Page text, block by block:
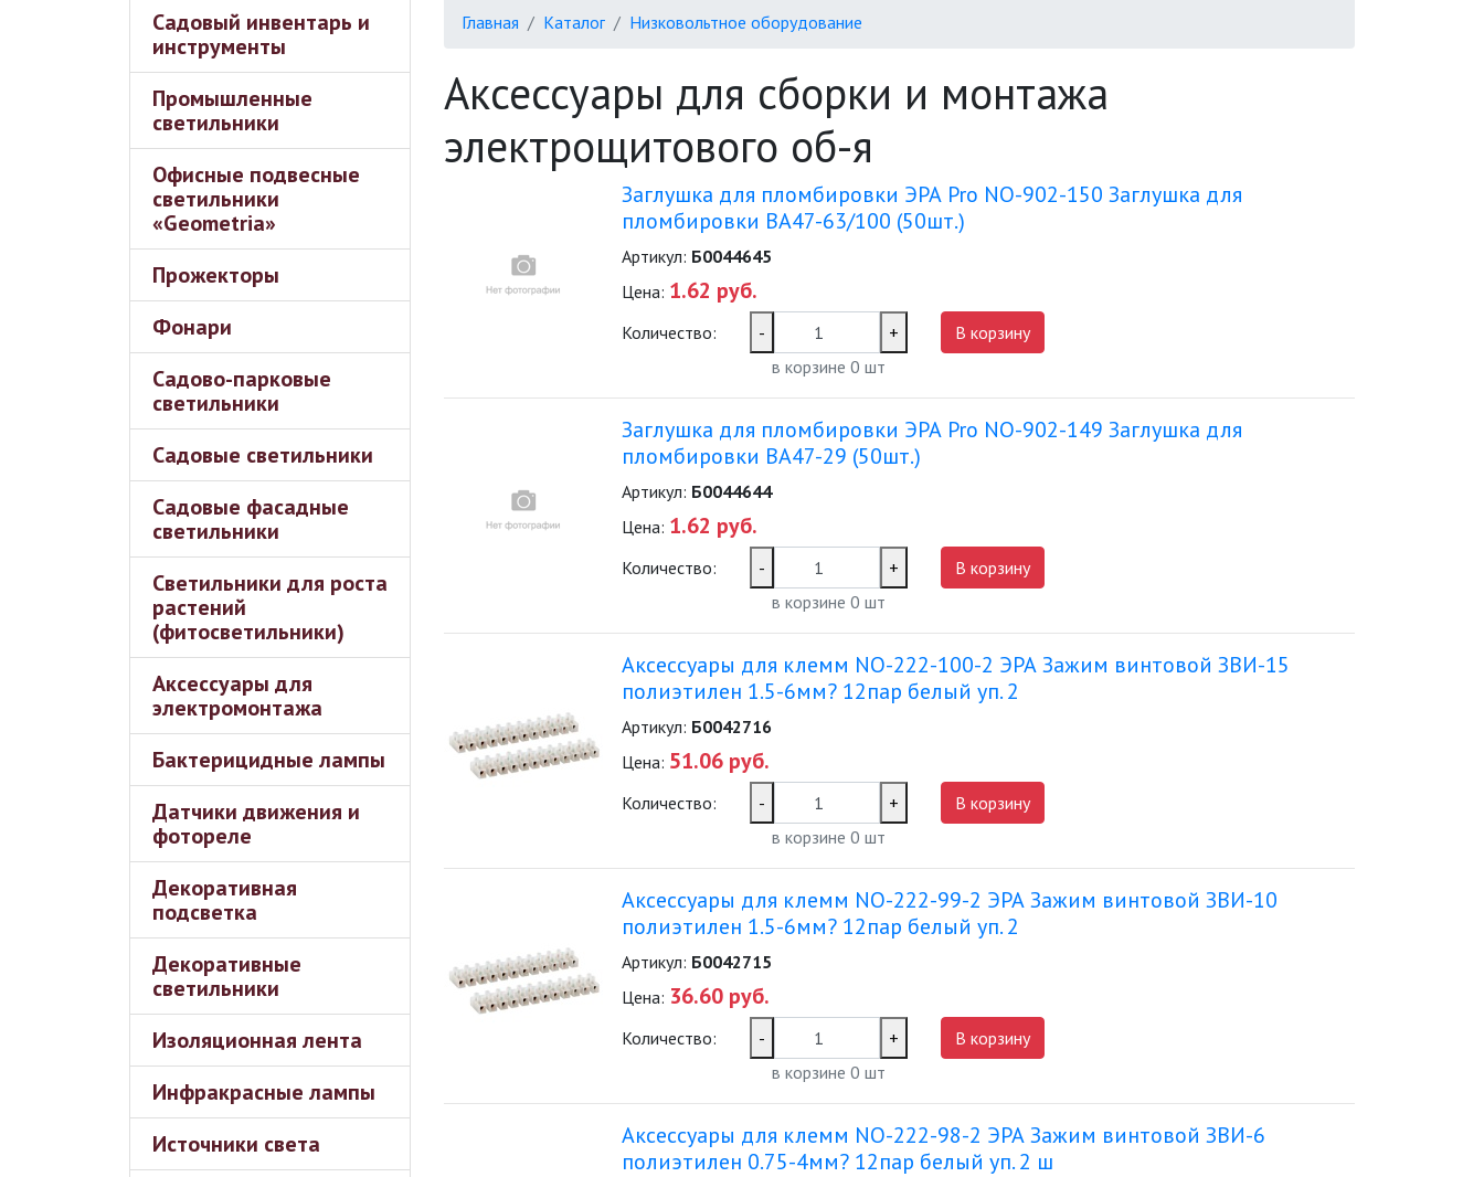
Садовый инвентарь и
инструменты
Промышленные
светильники
Офисные подвесные
светильники
«Geometria»
Прожекторы
Фонари
Садово-парковые
светильники
Садовые светильники
Садовые фасадные
светильники
Светильники для роста
растений
(фитосветильники)
Аксессуары для
электромонтажа
Бактерицидные лампы
Датчики движения и
фотореле
Декоративная
подсветка
Декоративные
светильники
Изоляционная лента
Инфракрасные лампы
Источники света
Главная Каталог Низковольтное оборудование
Аксессуары для сборки и монтажа
электрощитового об-я
Заглушка для пломбировки ЭРА Pro NO-902-150 Заглушка для
пломбировки ВА47-63/100 (50шт.)
Артикул: Б0044645
Цена: 1.62 руб.
Количество: -
+
в корзине 0 шт
В корзину
Заглушка для пломбировки ЭРА Pro NO-902-149 Заглушка для
пломбировки ВА47-29 (50шт.)
Артикул: Б0044644
Цена: 1.62 руб.
Количество: -
+
в корзине 0 шт
В корзину
Аксессуары для клемм NO-222-100-2 ЭРА Зажим винтовой ЗВИ-15
полиэтилен 1.5-6мм? 12пар белый уп. 2
Артикул: Б0042716
Цена: 51.06 руб.
Количество: -
+
в корзине 0 шт
В корзину
Аксессуары для клемм NO-222-99-2 ЭРА Зажим винтовой ЗВИ-10
полиэтилен 1.5-6мм? 12пар белый уп. 2
Артикул: Б0042715
Цена: 36.60 руб.
Количество: -
+
в корзине 0 шт
В корзину
Аксессуары для клемм NO-222-98-2 ЭРА Зажим винтовой ЗВИ-6
полиэтилен 0.75-4мм? 12пар белый уп. 2 ш